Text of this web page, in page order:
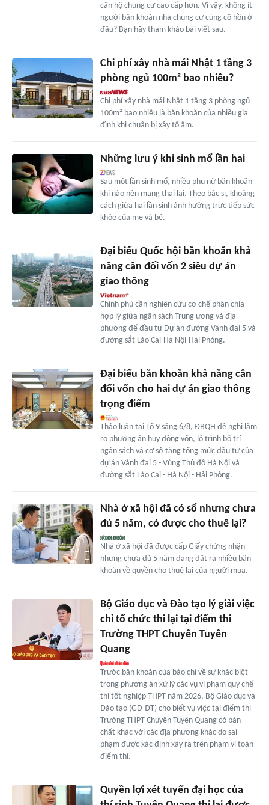
căn hộ chung cư cao cấp hơn. Vì vậy, không ít
người băn khoăn nhà chung cư cúng cô hồn ở
đâu? Bạn hãy tham khảo bài viết sau.
Chi phí xây nhà mái Nhật 1 tầng 3
phòng ngủ 100m² bao nhiêu?
Chi phí xây nhà mái Nhật 1 tầng 3 phòng ngủ
100m² bao nhiêu là băn khoăn của nhiều gia
đình khi chuẩn bị xây tổ ấm.
Những lưu ý khi sinh mổ lần hai
Sau một lần sinh mổ, nhiều phụ nữ băn khoăn
khi nào nên mang thai lại. Theo bác sĩ, khoảng
cách giữa hai lần sinh ảnh hưởng trực tiếp sức
khỏe của mẹ và bé.
Đại biểu Quốc hội băn khoăn khả
năng cân đối vốn 2 siêu dự án
giao thông
Chính phủ cần nghiên cứu cơ chế phân chia
hợp lý giữa ngân sách Trung ương và địa
phương để đầu tư Dự án đường Vành đai 5 và
đường sắt Lào Cai-Hà Nội-Hải Phòng.
Đại biểu băn khoăn khả năng cân
đối vốn cho hai dự án giao thông
trọng điểm
Thảo luận tại Tổ 9 sáng 6/8, ĐBQH đề nghị làm
rõ phương án huy động vốn, lộ trình bố trí
ngân sách và cơ sở tăng tổng mức đầu tư của
dự án Vành đai 5 - Vùng Thủ đô Hà Nội và
đường sắt Lào Cai - Hà Nội - Hải Phòng.
Nhà ở xã hội đã có sổ nhưng chưa
đủ 5 năm, có được cho thuê lại?
Nhà ở xã hội đã được cấp Giấy chứng nhận
nhưng chưa đủ 5 năm đang đặt ra nhiều băn
khoăn về quyền cho thuê lại của người mua.
Bộ Giáo dục và Đào tạo lý giải việc
chỉ tổ chức thi lại tại điểm thi
Trường THPT Chuyên Tuyên
Quang
Trước băn khoăn của báo chí về sự khác biệt
trong phương án xử lý các vụ vi phạm quy chế
thi tốt nghiệp THPT năm 2026, Bộ Giáo dục và
Đào tạo (GD-ĐT) cho biết vụ việc tại điểm thi
Trường THPT Chuyên Tuyên Quang có bản
chất khác với các địa phương khác do sai
phạm được xác định xảy ra trên phạm vi toàn
điểm thi.
Quyền lợi xét tuyển đại học của